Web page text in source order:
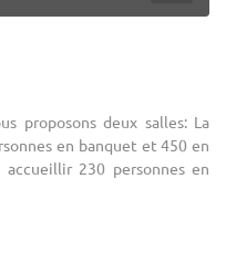
proposons deux salles: La
en banquet et 450 en
accueillir 230 personnes en